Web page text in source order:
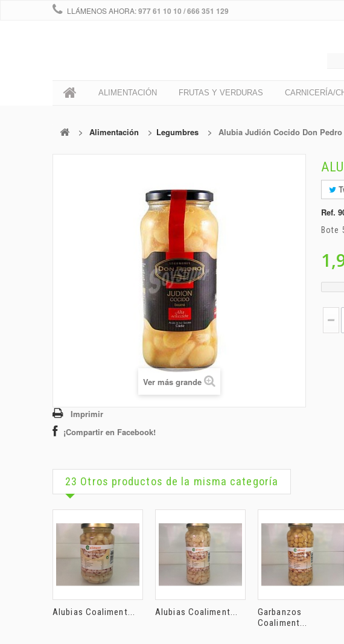
LLÁMENOS AHORA:977 61 10 10 / 666 351 129
ALIMENTACIÓN FRUTAS Y VERDURAS CARNICERÍA/
> Alimentación > Legumbres > Alubia Judión Cocido Don Pedro
Ver más grande
Imprimir
¡Compartir en Facebook!
Ref.
Bote
23 Otros productos de la misma categoría
Alubias Coaliment... Alubias Coaliment...
Garbanzos
Coaliment...